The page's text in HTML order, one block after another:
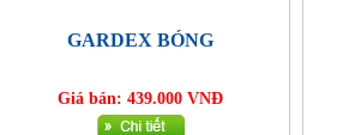
GARDEX BÓNG
Giá bán: 439.000 VNĐ